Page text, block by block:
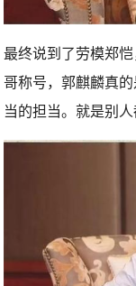
最终说到了劳模郑
哥称号，郭麒麟真
当的担当。就是别